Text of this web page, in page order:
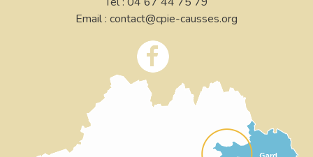
Email : contact@cpie-causses.org